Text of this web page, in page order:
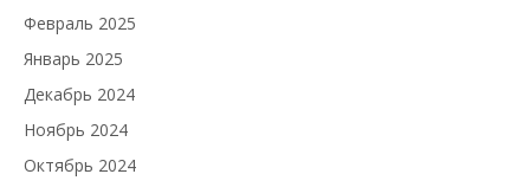
Февраль 2025
Январь 2025
Декабрь 2024
Ноябрь 2024
Октябрь 2024